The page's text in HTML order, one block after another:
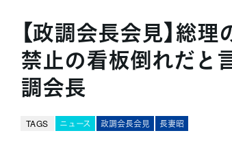
【政調会長会見】総
禁止の看板倒れだと
調会長
TAGS ニュース 政調会長会見 長妻昭